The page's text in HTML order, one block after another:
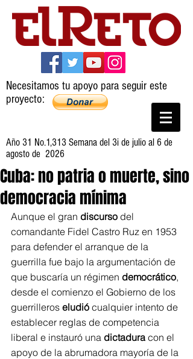
Necesitamos tu apoyo para seguir este
proyecto:
Año 31 No.1,313 Semana del 3i de julio al 6 de
agosto de 2026
Cuba: no patria o muerte, sino
democracia mínima
Aunque el gran discurso del
comandante Fidel Castro Ruz en 1953
para defender el arranque de la
guerrilla fue bajo la argumentación de
que buscaría un régimen democrático,
desde el comienzo el Gobierno de los
guerrilleros eludió cualquier intento de
establecer reglas de competencia
liberal e instauró una dictadura con el
apoyo de la abrumadora mayoría de la